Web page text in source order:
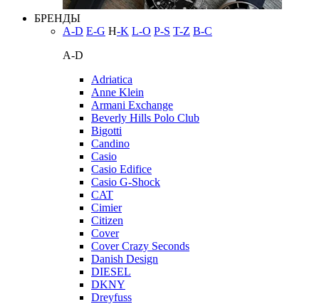
БРЕНДЫ
A-D E-G H-K L-O P-S T-Z В-С
A-D
Adriatica
Anne Klein
Armani Exchange
Beverly Hills Polo Club
Bigotti
Candino
Casio
Casio Edifice
Casio G-Shock
CAT
Cimier
Citizen
Cover
Cover Crazy Seconds
Danish Design
DIESEL
DKNY
Dreyfuss